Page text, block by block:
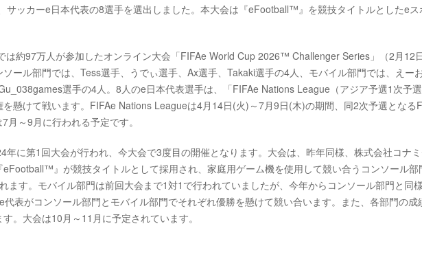
ッカーe日本代表の8選手を選出しました。本大会は『eFootball™』を競技タイトルとしたeス
は約97万人が参加したオンライン大会「FIFAe World Cup 2026™ Challenger Series」（2月12
ール部門では、Tess選手、うでぃ選手、Ax選手、Takaki選手の4人、モバイル部門では、えー
選手の4人。8人のe日本代表選手は、「FIFAe Nations League（アジア予選1次予選
懸けて戦います。FIFAe Nations Leagueは4月14日(火)～7月9日(木)の期間、同2次予選となる
～9月に行われる予定です。
に第1回大会が行われ、今大会で3度目の開催となります。大会は、昨年同様、株式会社コナ
eFootball™』が競技タイトルとして採用され、家庭用ゲーム機を使用して競い合うコンソール部
ます。モバイル部門は前回大会まで1対1で行われていましたが、今年からコンソール部門と同
表がコンソール部門とモバイル部門でそれぞれ優勝を懸けて競い合います。また、各部門の成
。大会は10月～11月に予定されています。